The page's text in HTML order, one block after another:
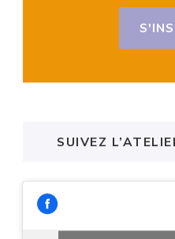
SUIVEZ